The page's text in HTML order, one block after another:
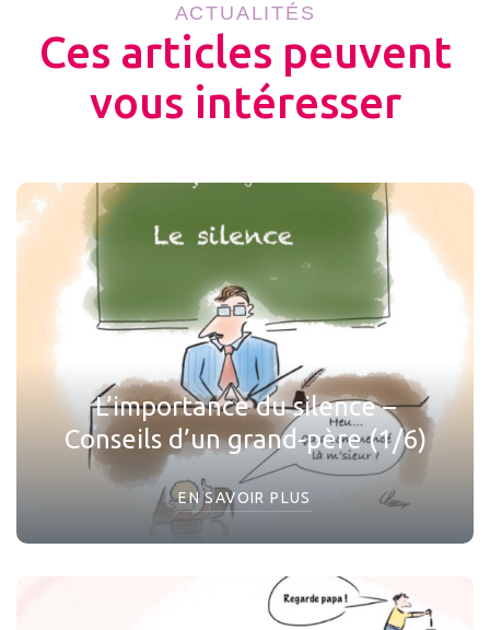
ACTUALITÉS
Ces articles peuvent
vous intéresser
L’importance du silence –
Conseils d’un grand-père (1/6)
EN SAVOIR PLUS